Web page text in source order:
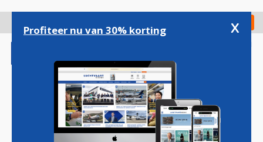
gaan
Check in
Magazine Podcasts Vacatures
Profiteer nu van 30% korting x